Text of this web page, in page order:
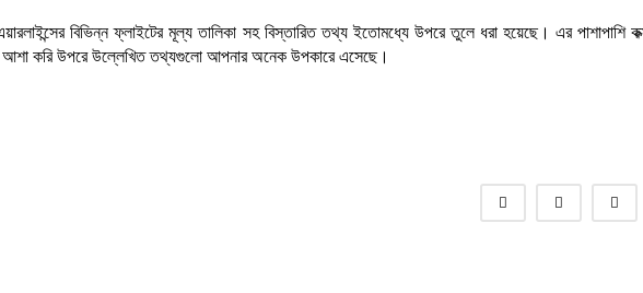
বিভিন্ন ফ্লাইটের মূল্য তালিকা সহ বিস্তারিত তথ্য ইতোমধ্যে উপরে তুলে ধরা হয়েছে। এর পাশাপাশি
আশা করি উপরে উল্লেখিত তথ্যগুলো আপনার অনেক উপকারে এসেছে।